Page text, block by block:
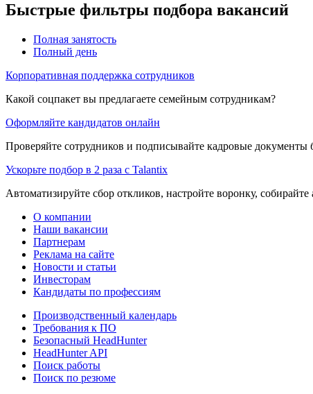
Быстрые фильтры подбора вакансий
Полная занятость
Полный день
Корпоративная поддержка сотрудников
Какой соцпакет вы предлагаете семейным сотрудникам?
Оформляйте кандидатов онлайн
Проверяйте сотрудников и подписывайте кадровые документы
Ускорьте подбор в 2 раза с Talantix
Автоматизируйте сбор откликов, настройте воронку,
О компании
Наши вакансии
Партнерам
Реклама на сайте
Новости и статьи
Инвесторам
Кандидаты по профессиям
Производственный календарь
Требования к ПО
Безопасный HeadHunter
HeadHunter API
Поиск работы
Поиск по резюме